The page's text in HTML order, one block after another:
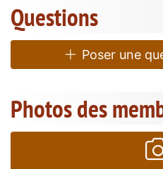
Questions
Poser une
Photos des